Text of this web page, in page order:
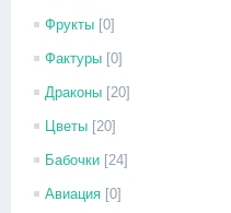
Фрукты [0]
Фактуры [0]
Драконы [20]
Цветы [20]
Бабочки [24]
Авиация [0]